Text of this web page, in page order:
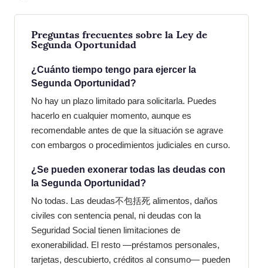
Preguntas frecuentes sobre la Ley de
Segunda Oportunidad
¿Cuánto tiempo tengo para ejercer la
Segunda Oportunidad?
No hay un plazo limitado para solicitarla. Puedes
hacerlo en cualquier momento, aunque es
recomendable antes de que la situación se agrave
con embargos o procedimientos judiciales en curso.
¿Se pueden exonerar todas las deudas con
la Segunda Oportunidad?
No todas. Las deudas不包括死 alimentos, daños
civiles con sentencia penal, ni deudas con la
Seguridad Social tienen limitaciones de
exonerabilidad. El resto —préstamos personales,
tarjetas, descubierto, créditos al consumo— pueden